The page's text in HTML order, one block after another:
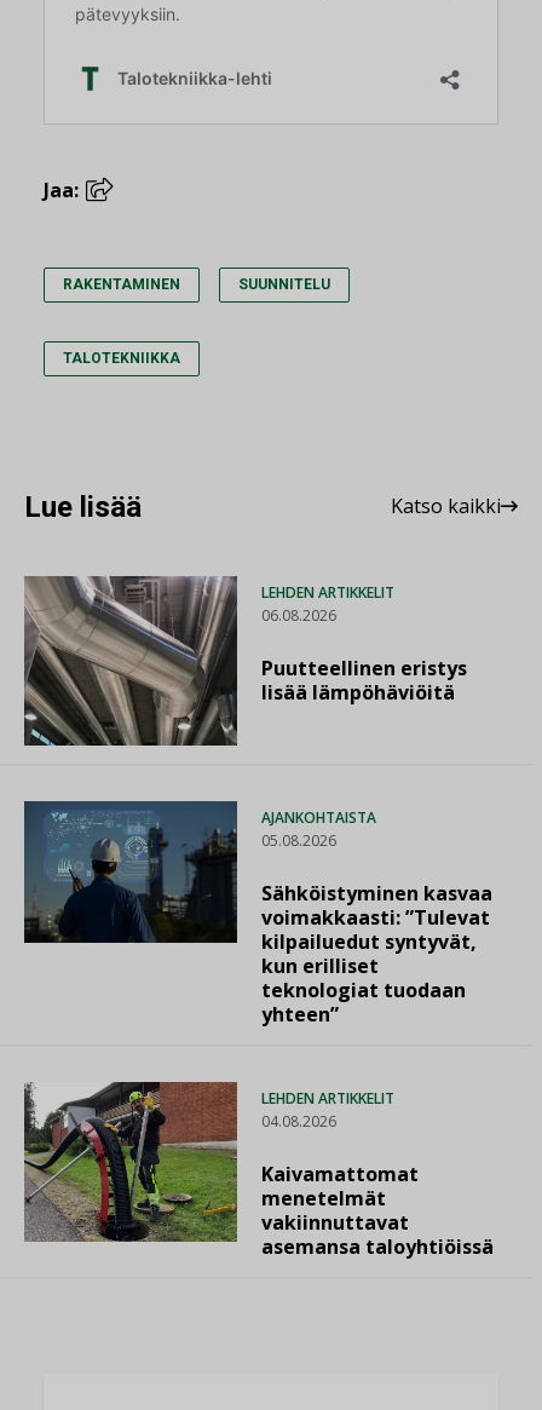
Jaa:
RAKENTAMINEN SUUNNITELU
TALOTEKNIIKKA
Lue lisää Katso kaikki
LEHDEN ARTIKKELIT
06.08.2026
Puutteellinen eristys
lisää lämpöhäviöitä
AJANKOHTAISTA
05.08.2026
Sähköistyminen kasvaa
voimakkaasti: ”Tulevat
kilpailuedut syntyvät,
kun erilliset
teknologiat tuodaan
yhteen”
LEHDEN ARTIKKELIT
04.08.2026
Kaivamattomat
menetelmät
vakiinnuttavat
asemansa taloyhtiöissä